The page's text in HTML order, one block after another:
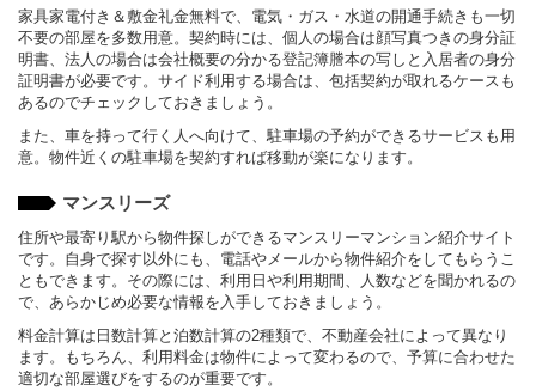
家具家電付き＆敷金礼金無料で、電気・ガス・水道の開通手続きも一切
不要の部屋を多数用意。契約時には、個人の場合は顔写真つきの身分証
明書、法人の場合は会社概要の分かる登記簿謄本の写しと入居者の身分
証明書が必要です。サイド利用する場合は、包括契約が取れるケースも
あるのでチェックしておきましょう。
また、車を持って行く人へ向けて、駐車場の予約ができるサービスも用
意。物件近くの駐車場を契約すれば移動が楽になります。
マンスリーズ
住所や最寄り駅から物件探しができるマンスリーマンション紹介サイト
です。自身で探す以外にも、電話やメールから物件紹介をしてもらうこ
ともできます。その際には、利用日や利用期間、人数などを聞かれるの
で、あらかじめ必要な情報を入手しておきましょう。
料金計算は日数計算と泊数計算の2種類で、不動産会社によって異なり
ます。もちろん、利用料金は物件によって変わるので、予算に合わせた
適切な部屋選びをするのが重要です。